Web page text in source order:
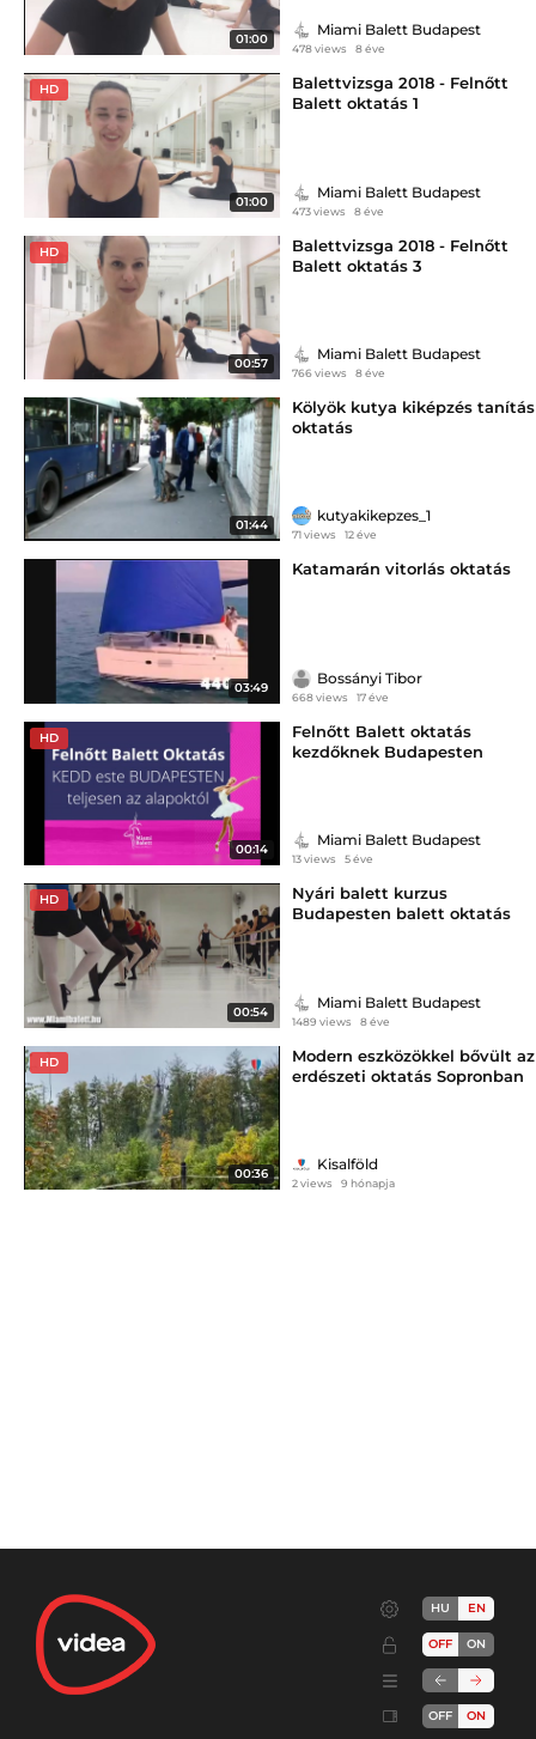
01:00
Miami Balett Budapest
478 views 8 éve
HD
01:00
Balettvizsga 2018 - Felnőtt
Balett oktatás 1
Miami Balett Budapest
473 views 8 éve
HD
00:57
Balettvizsga 2018 - Felnőtt
Balett oktatás 3
Miami Balett Budapest
766 views 8 éve
01:44
Kölyök kutya kiképzés tanítás
oktatás
kutyakikepzes_1
71 views 12 éve
03:49
Katamarán vitorlás oktatás
Bossányi Tibor
668 views 17 éve
HD
00:14
Felnőtt Balett oktatás
kezdőknek Budapesten
Miami Balett Budapest
13 views 5 éve
HD
00:54
Nyári balett kurzus
Budapesten balett oktatás
Miami Balett Budapest
1489 views 8 éve
HD
00:36
Modern eszközökkel bővült az
erdészeti oktatás Sopronban
Kisalföld
2 views 9 hónapja
HU EN
OFF ON
OFF ON